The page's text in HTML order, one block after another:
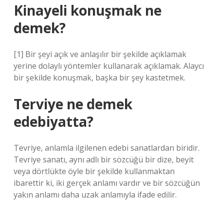
Kinayeli konuşmak ne
demek?
[1] Bir şeyi açık ve anlaşılır bir şekilde açıklamak
yerine dolaylı yöntemler kullanarak açıklamak. Alaycı
bir şekilde konuşmak, başka bir şey kastetmek.
Terviye ne demek
edebiyatta?
Tevriye, anlamla ilgilenen edebi sanatlardan biridir.
Tevriye sanatı, aynı adlı bir sözcüğü bir dize, beyit
veya dörtlükte öyle bir şekilde kullanmaktan
ibarettir ki, iki gerçek anlamı vardır ve bir sözcüğün
yakın anlamı daha uzak anlamıyla ifade edilir.